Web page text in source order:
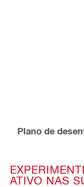
Plano de
ATIVO NAS